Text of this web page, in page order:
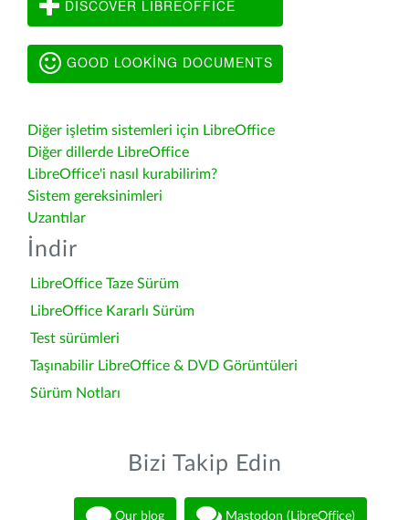
DISCOVER LIBREOFFICE
GOOD LOOKING DOCUMENTS
Diğer işletim sistemleri için LibreOffice
Diğer dillerde LibreOffice
LibreOffice'i nasıl kurabilirim?
Sistem gereksinimleri
Uzantılar
İndir
LibreOffice Taze Sürüm
LibreOffice Kararlı Sürüm
Test sürümleri
Taşınabilir LibreOffice & DVD Görüntüleri
Sürüm Notları
Bizi Takip Edin
Our blog Mastodon (LibreOffice)